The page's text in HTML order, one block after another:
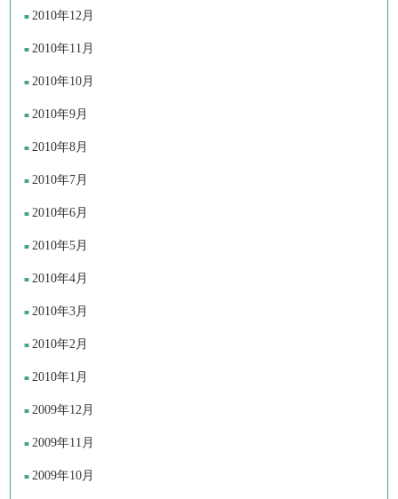
2010年12月
2010年11月
2010年10月
2010年9月
2010年8月
2010年7月
2010年6月
2010年5月
2010年4月
2010年3月
2010年2月
2010年1月
2009年12月
2009年11月
2009年10月